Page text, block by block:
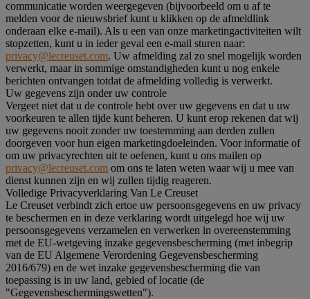
communicatie worden weergegeven (bijvoorbeeld om u af te
melden voor de nieuwsbrief kunt u klikken op de afmeldlink
onderaan elke e-mail). Als u een van onze marketingactiviteiten wilt
stopzetten, kunt u in ieder geval een e-mail sturen naar:
privacy@lecreuset.com. Uw afmelding zal zo snel mogelijk worden
verwerkt, maar in sommige omstandigheden kunt u nog enkele
berichten ontvangen totdat de afmelding volledig is verwerkt.
Uw gegevens zijn onder uw controle
Vergeet niet dat u de controle hebt over uw gegevens en dat u uw
voorkeuren te allen tijde kunt beheren. U kunt erop rekenen dat wij
uw gegevens nooit zonder uw toestemming aan derden zullen
doorgeven voor hun eigen marketingdoeleinden. Voor informatie of
om uw privacyrechten uit te oefenen, kunt u ons mailen op
privacy@lecreuset.com om ons te laten weten waar wij u mee van
dienst kunnen zijn en wij zullen tijdig reageren.
Volledige Privacyverklaring Van Le Creuset
Le Creuset verbindt zich ertoe uw persoonsgegevens en uw privacy
te beschermen en in deze verklaring wordt uitgelegd hoe wij uw
persoonsgegevens verzamelen en verwerken in overeenstemming
met de EU-wetgeving inzake gegevensbescherming (met inbegrip
van de EU Algemene Verordening Gegevensbescherming
2016/679) en de wet inzake gegevensbescherming die van
toepassing is in uw land, gebied of locatie (de
"Gegevensbeschermingswetten").